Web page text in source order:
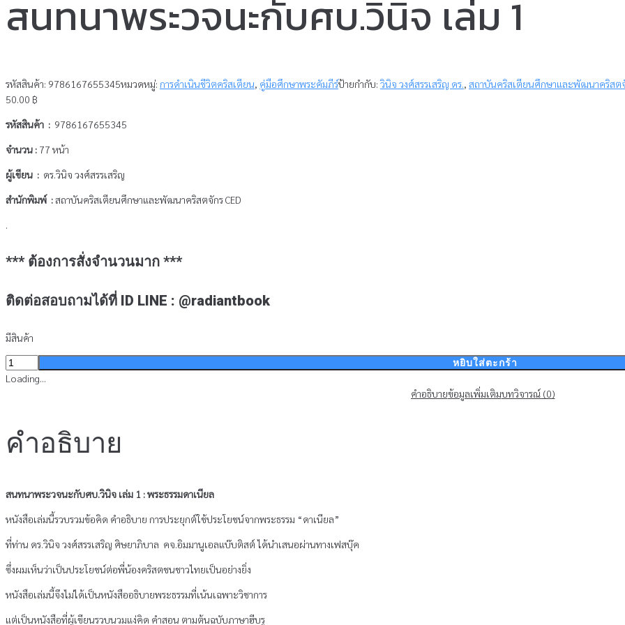
สนทนาพระวจนะกับศบ.วินิจ เล่ม 1
รหัสสินค้า: 9786167655345หมวดหมู่: การดำเนินชีวิตคริสเตียน, คู่มือศึกษาพระคัมภีร์ป้ายกำกับ: วินิจ วงศ์สรรเสริญ ดร., สถาบันคริสเตียนศึกษาและพัฒนาคริสตจั
50.00 ฿
รหัสสินค้า : 9786167655345
จำนวน : 77 หน้า
ผู้เขียน : ดร.วินิจ วงศ์สรรเสริญ
สำนักพิมพ์ :สถาบันคริสเตียนศึกษาและพัฒนาคริสตจักร CED
.
*** ต้องการสั่งจำนวนมาก ***
ติดต่อสอบถามได้ที่ ID LINE : @radiantbook
มีสินค้า
จำนวน
สนทนา
ศบ.วินิจ
เล่ม
หยิบใส่ตะกร้า
Loading...
คำอธิบายข้อมูลเพิ่มเติมบทวิจารณ์ (0)
คำอธิบาย
สนทนาพระวจนะกับศบ.วินิจ เล่ม 1 : พระธรรมดาเนียล
หนังสือเล่มนี้รวบรวมข้อคิด คำอธิบาย การประยุกต์ใช้ประโยชน์จากพระธรรม “ดาเนียล”
ที่ท่าน ดร.วินิจ วงศ์สรรเสริญ ศิษยาภิบาล คจ.อิมมานูเอลแบ๊บติสต์ ได้นำเสนอผ่านทางเฟสบุ๊ค
ซึ่งผมเห็นว่าเป็นประโยชน์ต่อพี่น้องคริสตชนชาวไทยเป็นอย่างยิ่ง
หนังสือเล่มนี้จึงไม่ได้เป็นหนังสืออธิบายพระธรรมที่เน้นเฉพาะวิชาการ
แต่เป็นหนังสือที่ผู้เขียนรวบนวมแง่คิด คำสอน ตามต้นฉบับภาษาฮีบรู